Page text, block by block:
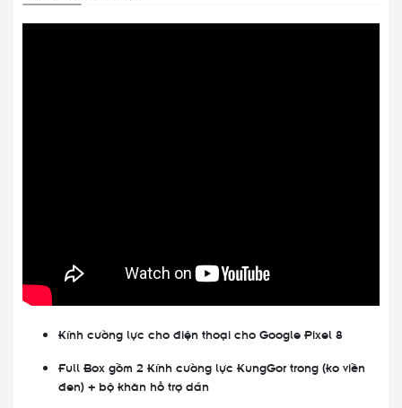
Kính cường lực cho điện thoại cho Google Pixel 8
Full Box gồm 2 Kính cường lực KungGor trong (ko viền
đen) + bộ khăn hỗ trợ dán